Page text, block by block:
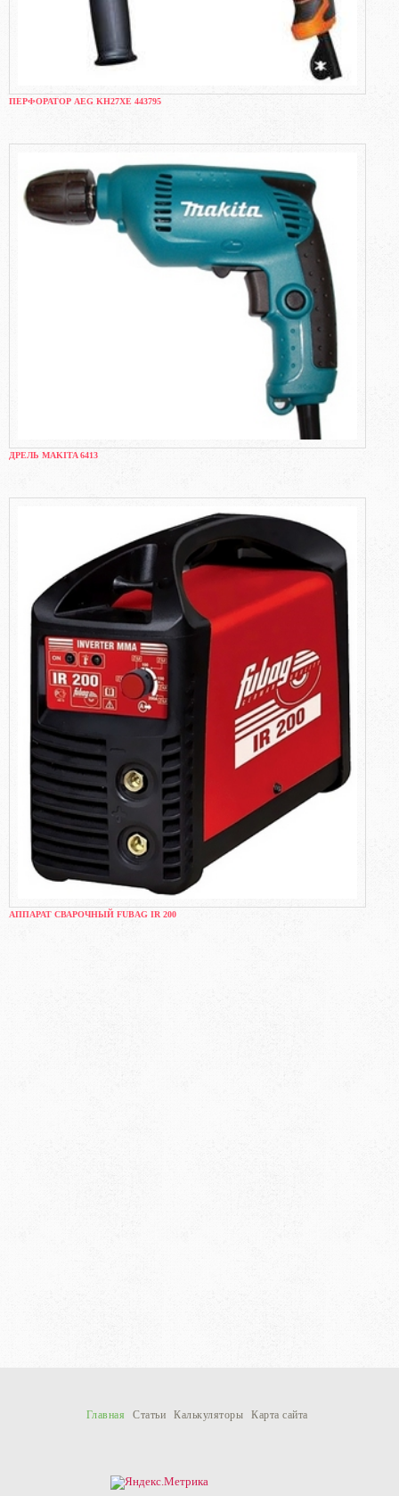
ПЕРФОРАТОР AEG KH27XE 443795
ДРЕЛЬ MAKITA 6413
АППАРАТ СВАРОЧНЫЙ FUBAG IR 200
Главная Статьи Калькуляторы Карта сайта